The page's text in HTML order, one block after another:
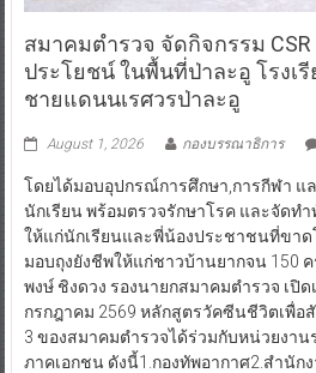
สมาคมตำรวจ จัดกิจกรรม
ประโยชน์ ในพื้นที่ป่าละอู โรงเ
ชายแดนนเรศวรป่าละอู
August 1, 2026 กองบรรณาธิการ
โดยได้มอบอุปกรณ์การศึกษา,การกีฬา แ
นักเรียน พร้อมตรวจรักษาโรค และจัดท
ให้แก่นักเรียนและพี่น้องประชาชนที่ขา
มอบถุงยังชีพให้แก่ชาวบ้านยากจน 150
พงษ์ ชิงดวง รองนายกสมาคมตำรวจ เปิด
กรกฎาคม 2569 หลักสูตรวัคซีนชีวิตเพื่อ
3 ของสมาคมตำรวจได้ร่วมกับหน่วยงา
ภาคเอกชน ดังนี้1.กองทัพอากาศ2.สำนัก